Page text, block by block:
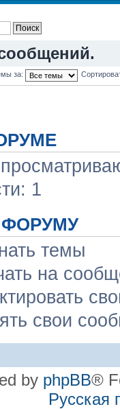
за:
1
ФОРУМУ
темы
на
свои
by phpBB®
Русская